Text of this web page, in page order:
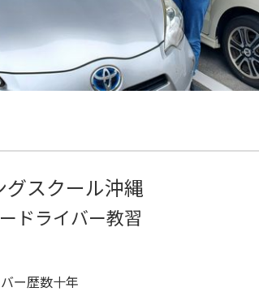
グスクール沖縄
ドライバー教習
ー歴数十年